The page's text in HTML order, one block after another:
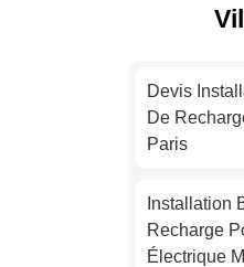
Devis
De
Paris
Installation
Recharge
Électrique